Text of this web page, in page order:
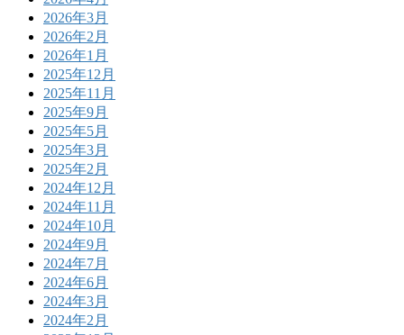
2026年3月
2026年2月
2026年1月
2025年12月
2025年11月
2025年9月
2025年5月
2025年3月
2025年2月
2024年12月
2024年11月
2024年10月
2024年9月
2024年7月
2024年6月
2024年3月
2024年2月